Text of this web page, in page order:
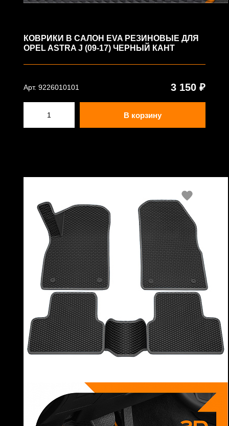
КОВРИКИ В САЛОН EVA РЕЗИНОВЫЕ ДЛЯ
OPEL ASTRA J (09-17) ЧЕРНЫЙ КАНТ
Арт. 9226010101 3 150 ₽
В корзину